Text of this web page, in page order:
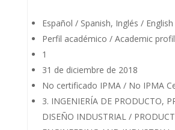
Español / Spanish, Inglés / English
Perfil académico / Academic
1
31 de diciembre de 2018
No certificado IPMA / No IPMA
3. INGENIERÍA DE PRODUCTO,
DISEÑO INDUSTRIAL /